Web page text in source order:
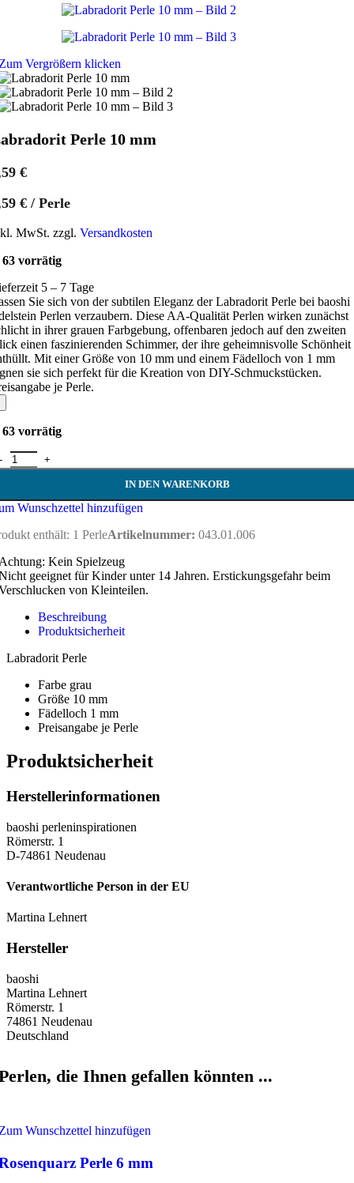
Vergrößern klicken
Perle 10 mm
€
€ / Perle
MwSt. zzgl. Versandkosten
63 vorrätig
5 – 7 Tage
Sie sich von der subtilen Eleganz der Labradorit Perle bei baoshi
Perlen verzaubern. Diese AA-Qualität Perlen wirken zunächst
in ihrer grauen Farbgebung, offenbaren jedoch auf den zweiten
einen faszinierenden Schimmer, der ihre geheimnisvolle Schönheit
Mit einer Größe von 10 mm und einem Fädelloch von 1 mm
sie sich perfekt für die Kreation von DIY-Schmuckstücken.
je Perle.
63 vorrätig
Perle 10 mm Menge
IN DEN WARENKORB
Wunschzettel hinzufügen
enthält: 1 PerleArtikelnummer: 043.01.006
Kein Spielzeug
geeignet für Kinder unter 14 Jahren. Erstickungsgefahr beim
von Kleinteilen.
Beschreibung
Produktsicherheit
Labradorit Perle
Farbe grau
Größe 10 mm
Fädelloch 1 mm
Preisangabe je Perle
Produktsicherheit
Herstellerinformationen
baoshi perleninspirationen
Römerstr. 1
D-74861 Neudenau
Verantwortliche Person in der EU
Martina Lehnert
Hersteller
baoshi
Martina Lehnert
Römerstr. 1
74861 Neudenau
Deutschland
die Ihnen gefallen könnten ...
Wunschzettel hinzufügen
Perle 6 mm